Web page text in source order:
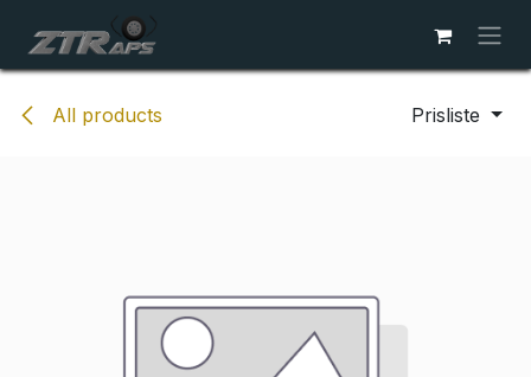
All products Prisliste